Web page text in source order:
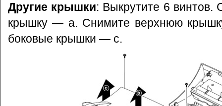
Другие крышки: Выкрутите 6
крышку — a. Снимите верхнюю
боковые крышки — c.